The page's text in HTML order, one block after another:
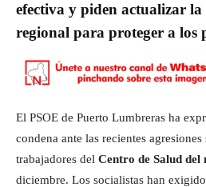
efectiva y piden actualizar
regional para proteger a los
El PSOE de Puerto Lumbreras ha
condena ante las recientes
trabajadores del Centro de Salud del
diciembre. Los socialistas han